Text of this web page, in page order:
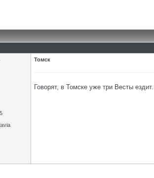
Томск
Говорят, в Томске уже три Весты